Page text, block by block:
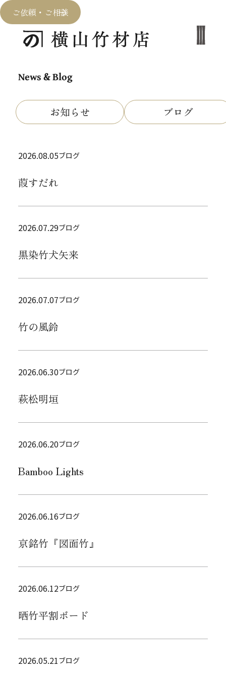
ご依頼・ご相談
News & Blog
お知らせ ブログ
2026.08.05ブログ
葭すだれ
2026.07.29ブログ
黒染竹犬矢来
2026.07.07ブログ
竹の風鈴
2026.06.30ブログ
萩松明垣
2026.06.20ブログ
Bamboo Lights
2026.06.16ブログ
京銘竹『図面竹』
2026.06.12ブログ
晒竹平割ボード
2026.05.21ブログ